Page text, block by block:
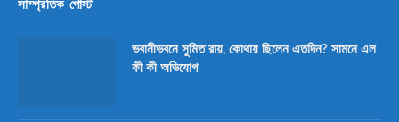
ভবানীভবনে সুমিত রায়, কোথায় ছিলেন এতদিন? সামনে এল
কী কী অভিযোগ